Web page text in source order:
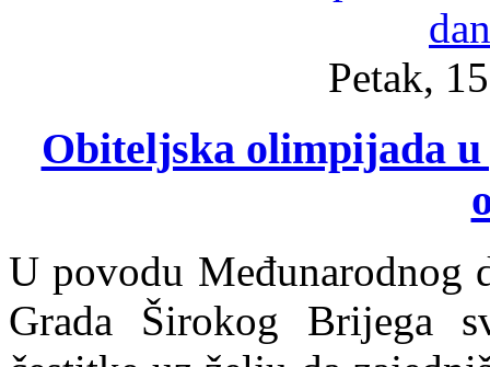
Petak,
Obiteljska olimpijada
U povodu Međunarodnog
Grada Širokog Brijega